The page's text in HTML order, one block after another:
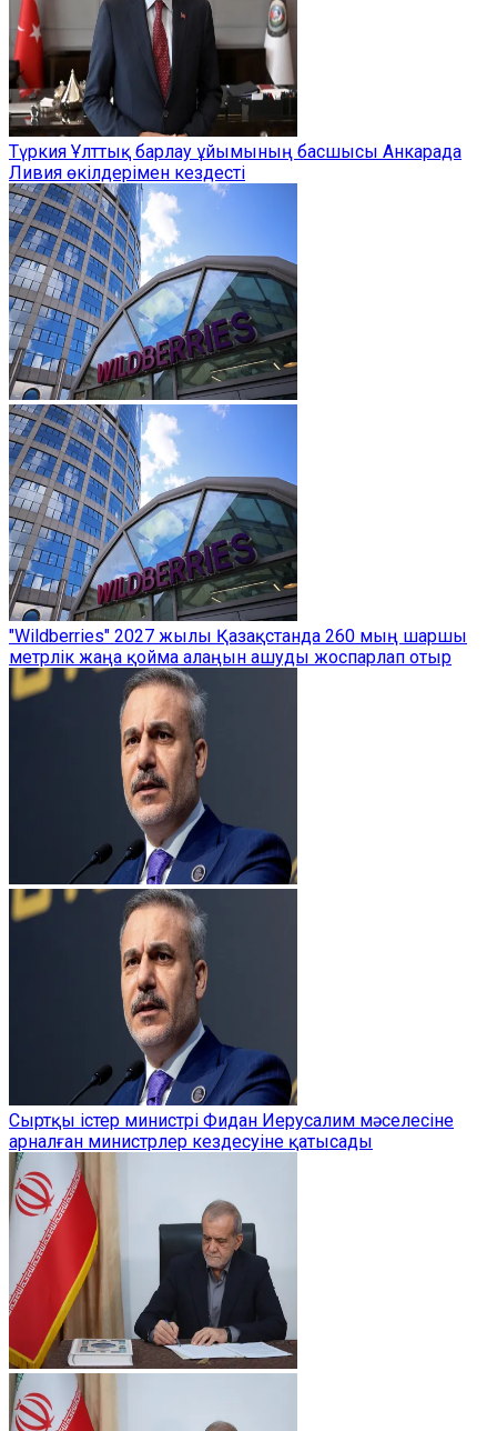
Түркия Ұлттық барлау ұйымының басшысы Анкарада
Ливия өкілдерімен кездесті
"Wildberries" 2027 жылы Қазақстанда 260 мың шаршы
метрлік жаңа қойма алаңын ашуды жоспарлап отыр
Сыртқы істер министрі Фидан Иерусалим мәселесіне
арналған министрлер кездесуіне қатысады